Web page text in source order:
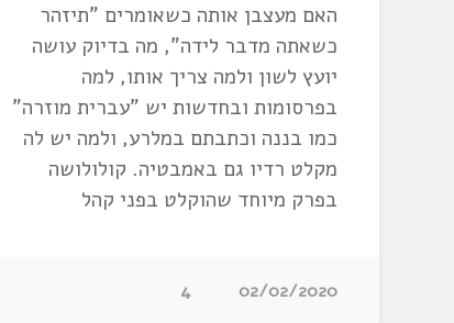
האם מעצבן אותה כשאומרים "תיזהר
כשאתה מדבר לידה", מה בדיוק עושה
יועץ לשון ולמה צריך אותו, למה
בפרסומות ובחדשות יש "עברית מוזרה"
כמו בננה וכתבתם במלרע, ולמה יש לה
מקלט רדיו גם באמבטיה. קולולושה
בפרק מיוחד שהוקלט בפני קהל
02/02/2020
4